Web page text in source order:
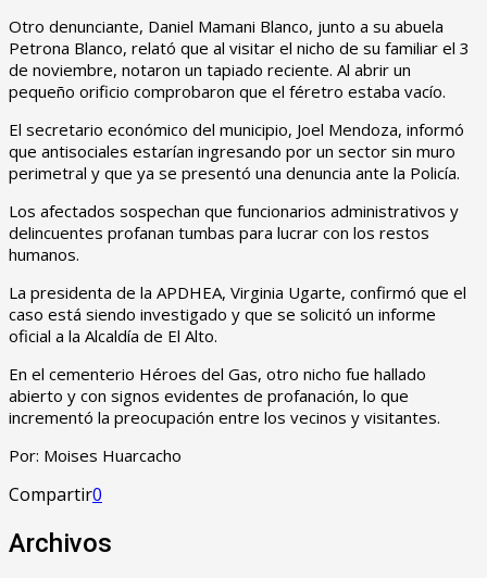
Otro denunciante, Daniel Mamani Blanco, junto a su abuela
Petrona Blanco, relató que al visitar el nicho de su familiar el 3
de noviembre, notaron un tapiado reciente. Al abrir un
pequeño orificio comprobaron que el féretro estaba vacío.
El secretario económico del municipio, Joel Mendoza, informó
que antisociales estarían ingresando por un sector sin muro
perimetral y que ya se presentó una denuncia ante la Policía.
Los afectados sospechan que funcionarios administrativos y
delincuentes profanan tumbas para lucrar con los restos
humanos.
La presidenta de la APDHEA, Virginia Ugarte, confirmó que el
caso está siendo investigado y que se solicitó un informe
oficial a la Alcaldía de El Alto.
En el cementerio Héroes del Gas, otro nicho fue hallado
abierto y con signos evidentes de profanación, lo que
incrementó la preocupación entre los vecinos y visitantes.
Por: Moises Huarcacho
Compartir0
Archivos